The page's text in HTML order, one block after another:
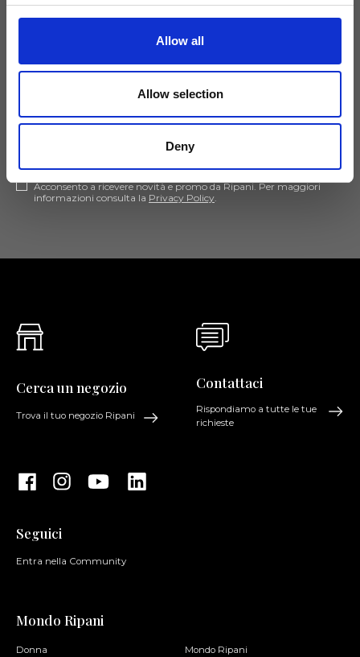
Allow all
Allow selection
Deny
Tieniti aggiornato
Non perdere le novità di Ripani, iscriviti alla newsletter!
Acconsento a ricevere novità e promo da Ripani. Per maggiori
informazioni consulta la Privacy Policy.
Cerca un negozio
Trova il tuo negozio Ripani
Seguici
Entra nella Community
Contattaci
Rispondiamo a tutte le tue
richieste
Mondo Ripani
Donna Mondo Ripani